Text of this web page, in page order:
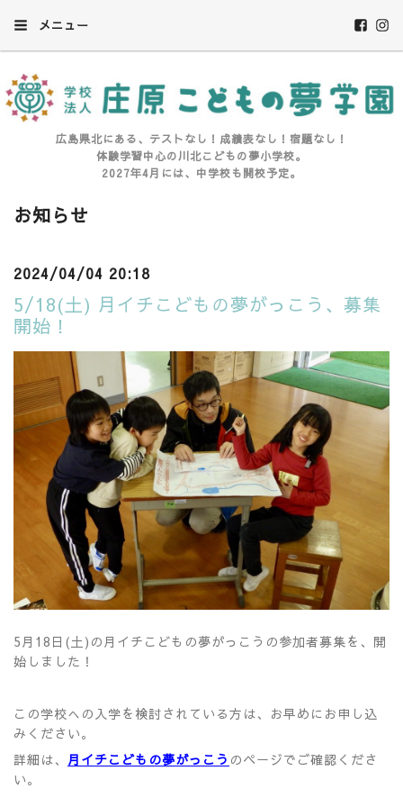
メニュー
広島県北にある、テストなし！成績表なし！宿題なし！
体験学習中心の川北こどもの夢小学校。
2027年4月には、中学校も開校予定。
お知らせ
2024/04/04 20:18
5/18(土) 月イチこどもの夢がっこう、募集
開始！
5月18日(土)の月イチこどもの夢がっこうの参加者募集を、開
始しました！
この学校への入学を検討されている方は、お早めにお申し込
みください。
詳細は、 月イチこどもの夢がっこう のページでご確認くださ
い。